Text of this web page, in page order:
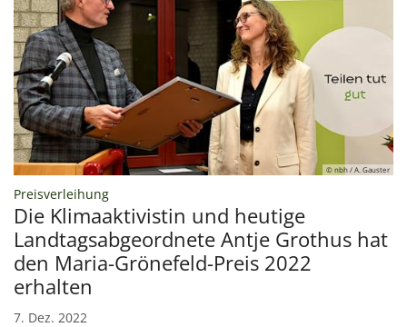
© nbh / A. Gauster
Preisverleihung:
Die Klimaaktivistin und heutige
Landtagsabgeordnete Antje Grothus hat
den Maria-Grönefeld-Preis 2022
erhalten
7. Dez. 2022